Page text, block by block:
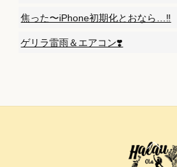
焦った〜iPhone初期化とおなら…‼️
ゲリラ雷雨＆エアコン❣️
Back
To
Top